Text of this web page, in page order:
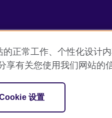
Cookie 网站地图
（苏格兰）
正常工作、个性化设计
有关您使用我们网站的信
设置